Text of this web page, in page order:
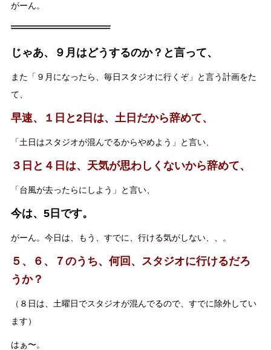
がーん。
じゃあ、９月はどうするのか？と言って、
また「９月になったら、毎日スタジオに行くぞ」と言う計画をた
て、
早速、１日と2日は、土日だから辞めて、
「土日はスタジオが混んでるからやめよう」と言い、
３日と４日は、天気が思わしくないから辞めて、
「台風が去ったらにしよう」と言い、
今は、5日です。
がーん。今日は、もう、すでに、行ける気がしない、、。
５、６、７のうち、何回、スタジオに行けるだろ
うか？
（８日は、土曜日でスタジオが混んでるので、すでに除外してい
ます）
はぁ〜。